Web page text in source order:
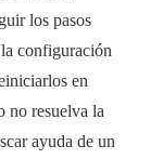
los pasos
configuración
en
no resuelva la
ayuda de un